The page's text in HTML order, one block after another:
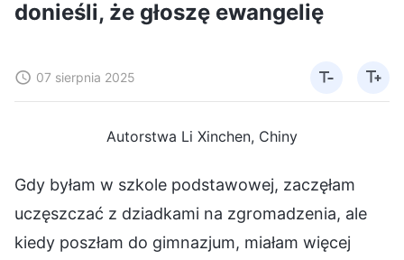
donieśli, że głoszę ewangelię
07 sierpnia 2025
Autorstwa Li Xinchen, Chiny
Gdy byłam w szkole podstawowej, zaczęłam
uczęszczać z dziadkami na zgromadzenia, ale
kiedy poszłam do gimnazjum, miałam więcej